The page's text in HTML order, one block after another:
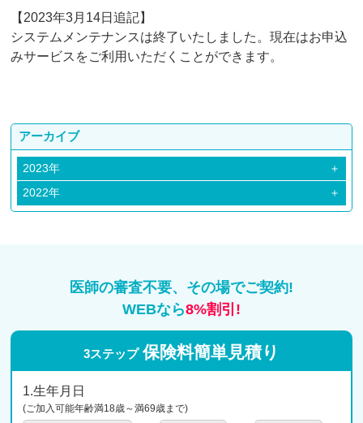
【2023年3月14日追記】
システムメンテナンスは終了いたしました。現在はお申込
みサービスをご利用いただくことができます。
アーカイブ
2023年
＋
2023年09月
2023年03月
2022年
＋
医師の審査不要、その場でご契約!
WEBなら8%割引!
3ステップ 保険料簡単見積り
1.生年月日
(ご加入可能年齢満18歳～満69歳まで)